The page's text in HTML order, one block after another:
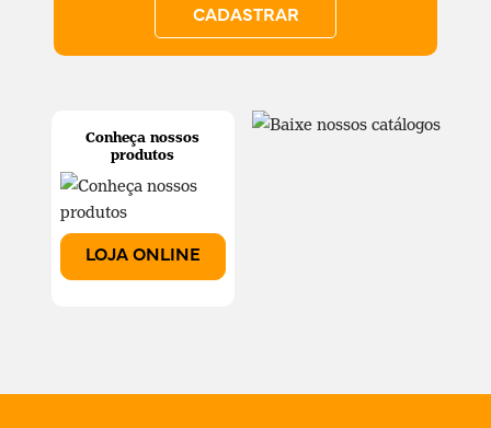
Conheça nossos
produtos
LOJA ONLINE
CADASTRAR